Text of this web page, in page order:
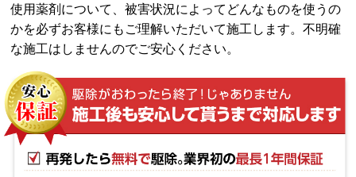
使用薬剤について、被害状況によってどんなものを使うの
かを必ずお客様にもご理解いただいて施工します。不明確
な施工はしませんのでご安心ください。